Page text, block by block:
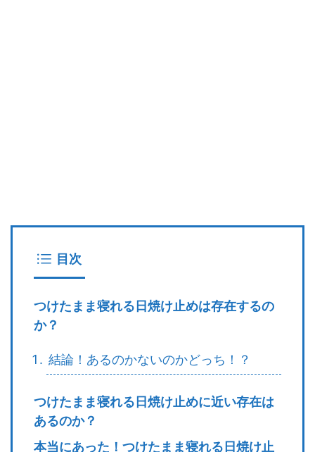
目次
つけたまま寝れる日焼け止めは存在するの
か？
結論！あるのかないのかどっち！？
つけたまま寝れる日焼け止めに近い存在は
あるのか？
本当にあった！つけたまま寝れる日焼け止